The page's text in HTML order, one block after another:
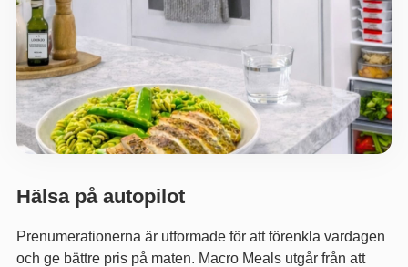
Hälsa på autopilot
Prenumerationerna är utformade för att förenkla vardagen
och ge bättre pris på maten. Macro Meals utgår från att